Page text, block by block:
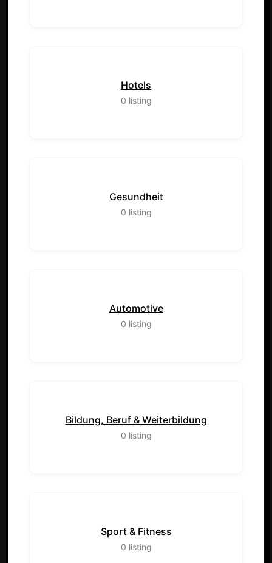
Hotels
0 listing
Gesundheit
0 listing
Automotive
0 listing
Bildung, Beruf & Weiterbildung
0 listing
Sport & Fitness
0 listing